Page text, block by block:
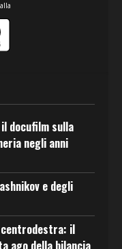
docufilm sulla
negli anni
e degli
centrodestra: il
ago della bilancia